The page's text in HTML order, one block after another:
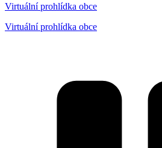
Virtuální prohlídka obce
Virtuální prohlídka obce